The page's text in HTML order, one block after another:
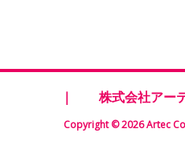
｜ 株式会社アー
Copyright © 2026 Artec